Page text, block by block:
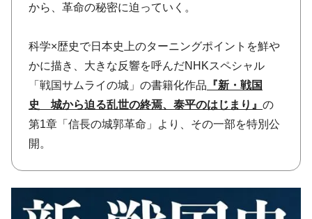
から、革命の秘密に迫っていく。
科学×歴史で日本史上のターニングポイントを鮮や
かに描き、大きな反響を呼んだNHKスペシャル
「戦国サムライの城」の書籍化作品 『新・戦国
史 城から迫る乱世の終焉、泰平のはじまり』 の
第1章「信長の城郭革命」より、その一部を特別公
開。